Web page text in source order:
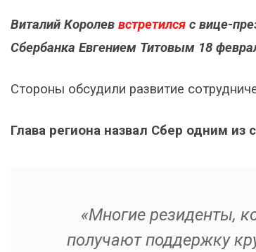
Виталий Королев встретился с вице-
Сбербанка Евгением Титовым 18
Стороны обсудили развитие
Глава региона назвал Сбер одним
«Многие резиденты,
получают поддержку